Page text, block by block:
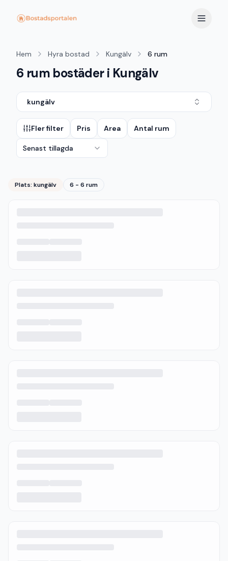
Hem Hyra bostad Kungälv 6 rum
6 rum bostäder i Kungälv
kungälv
Fler filter Pris Area Antal rum
Senast tillagda
Plats: kungälv 6 - 6 rum